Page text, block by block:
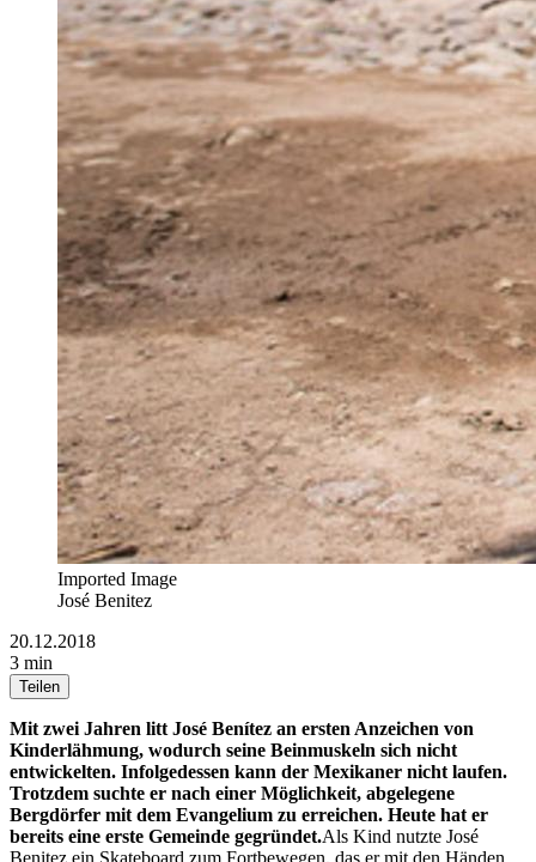
Imported Image
José Benitez
20.12.2018
3 min
Teilen
Mit zwei Jahren litt José Benítez an ersten Anzeichen von
Kinderlähmung, wodurch seine Beinmuskeln sich nicht
entwickelten. Infolgedessen kann der Mexikaner nicht laufen.
Trotzdem suchte er nach einer Möglichkeit, abgelegene
Bergdörfer mit dem Evangelium zu erreichen. Heute hat er
bereits eine erste Gemeinde gegründet.Als Kind nutzte José
Benitez ein Skateboard zum Fortbewegen, das er mit den Händen